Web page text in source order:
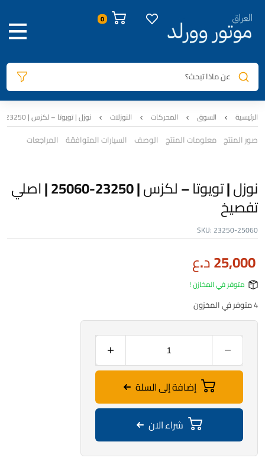
عن ماذا تبحث؟
الرئيسية السوق المحركات النوزلات نوزل | تويوتا – لكزس | 23250-25060 | اصلي تفصيخ
صور المنتج معلومات المنتج الوصف السيارات المتوافقة المراجعات
نوزل | تويوتا – لكزس | 23250-25060 | اصلي
تفصيخ
SKU: 23250-25060
25,000د.ع
متوفر في المخازن !
4 متوفر في المخزون
إضافة إلى السلة
شراء الان